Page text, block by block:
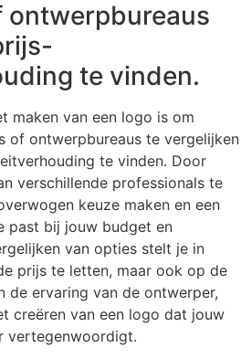
te vinden.
maken van een logo is om
of ontwerpbureaus te vergelijken
te vinden. Door
verschillende professionals te
keuze maken en een
past bij jouw budget en
van opties stelt je in
prijs te letten, maar ook op de
de ervaring van de ontwerper,
creëren van een logo dat jouw
vertegenwoordigt.